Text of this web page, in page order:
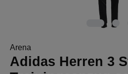
Arena
Adidas Herren 3